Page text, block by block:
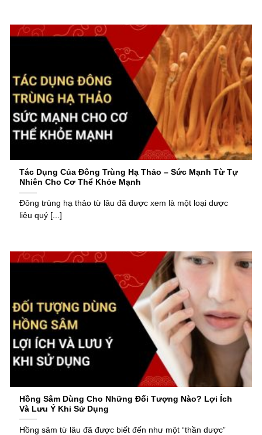
Tác Dụng Của Đông Trùng Hạ Thảo – Sức Mạnh Từ Tự
Nhiên Cho Cơ Thể Khỏe Mạnh
Đông trùng hạ thảo từ lâu đã được xem là một loại dược
liệu quý [...]
Hồng Sâm Dùng Cho Những Đối Tượng Nào? Lợi Ích
Và Lưu Ý Khi Sử Dụng
Hồng sâm từ lâu đã được biết đến như một “thần dược”